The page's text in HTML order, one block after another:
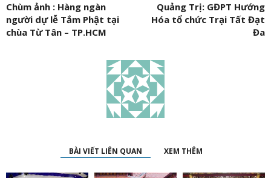
Chùm ảnh : Hàng ngàn
người dự lễ Tắm Phật tại
chùa Từ Tân – TP.HCM
Quảng Trị: GĐPT Hướng
Hóa tổ chức Trại Tất Đạt
Đa
BÀI VIẾT LIÊN QUAN XEM THÊM